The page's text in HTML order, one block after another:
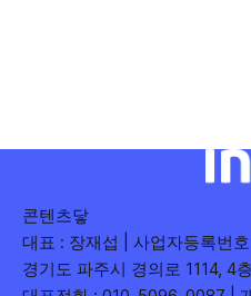
콘텐츠닿
대표 : 장재섭 | 사업자등록번
경기도 파주시 경의로 1114, 4